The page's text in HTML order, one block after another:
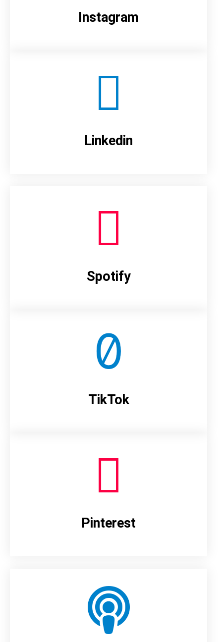
Instagram
Linkedin
Spotify
TikTok
Pinterest